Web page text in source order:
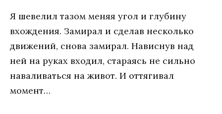
Я шевелил тазом меняя угол и глубину
вхождения. Замирал и сделав несколько
движений, снова замирал. Нависнув над
ней на руках входил, стараясь не сильно
наваливаться на живот. И оттягивал
момент…